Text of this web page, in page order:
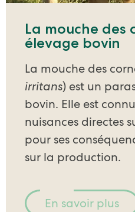
La mouche des
élevage bovin
La mouche des
irritans) est un
bovin. Elle est
nuisances directes
pour ses
sur la production.
En savoir plus